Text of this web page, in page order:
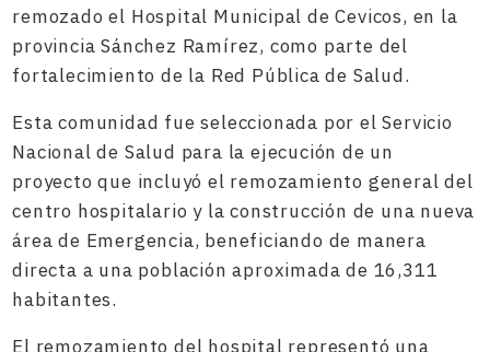
remozado el Hospital Municipal de Cevicos, en la
provincia Sánchez Ramírez, como parte del
fortalecimiento de la Red Pública de Salud.
Esta comunidad fue seleccionada por el Servicio
Nacional de Salud para la ejecución de un
proyecto que incluyó el remozamiento general del
centro hospitalario y la construcción de una nueva
área de Emergencia, beneficiando de manera
directa a una población aproximada de 16,311
habitantes.
El remozamiento del hospital representó una